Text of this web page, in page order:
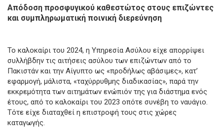
Απόδοση προσφυγικού καθεστώτος στους επιζώντες
και συμπληρωματική ποινική διερεύνηση
Το καλοκαίρι του 2024, η Υπηρεσία Ασύλου είχε απορρίψει
συλλήβδην τις αιτήσεις ασύλου των επιζώντων από το
Πακιστάν και την Αίγυπτο ως «προδήλως αβάσιμες», κατ’
εφαρμογή, μάλιστα, «ταχύρρυθμης διαδικασίας», παρά την
εκκρεμότητα των αιτημάτων ενώπιόν της για διάστημα ενός
έτους, από το καλοκαίρι του 2023 οπότε συνέβη το ναυάγιο.
Τότε είχε διαταχθεί η επιστροφή τους στις χώρες
καταγωγής.